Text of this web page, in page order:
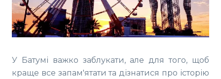
У Батумі важко заблукати, але для того, щоб
краще все запам'ятати та дізнатися про історію